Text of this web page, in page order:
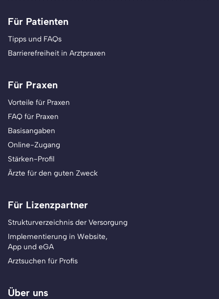
Für Patienten
Tipps und FAQs
Barrierefreiheit in Arztpraxen
Für Praxen
Vorteile für Praxen
FAQ für Praxen
Basisangaben
Online-Zugang
Stärken-Profil
Ärzte für den guten Zweck
Für Lizenzpartner
Strukturverzeichnis der Versorgung
Implementierung in Website,
App und eGA
Arztsuchen für Profis
Über uns